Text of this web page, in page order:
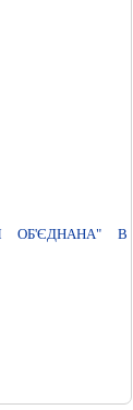
ОБ'ЄДНАНА" В